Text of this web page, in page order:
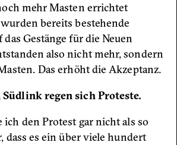
mehr Masten errichtet
bereits bestehende
Gestänge für die Neuen
also nicht mehr, sondern
Das erhöht die Akzeptanz.
Südlink regen sich Proteste.
ich den Protest gar nicht als so
dass es ein über viele hundert